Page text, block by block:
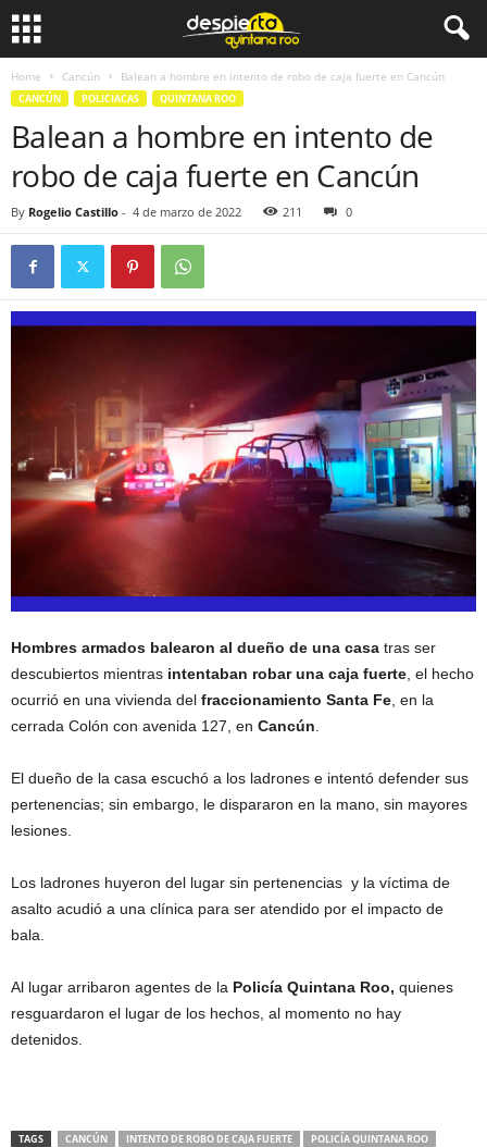
Home Cancún Balean a hombre en intento de robo de caja fuerte en Cancún
CANCÚN POLICIACAS QUINTANA ROO
Balean a hombre en intento de
robo de caja fuerte en Cancún
By Rogelio Castillo - 4 de marzo de 2022 211 0
Hombres armados balearon al dueño de una casa tras ser
descubiertos mientras intentaban robar una caja fuerte , el hecho
ocurrió en una vivienda del fraccionamiento Santa Fe , en la
cerrada Colón con avenida 127, en Cancún
El dueño de la casa escuchó a los ladrones e intentó defender sus
pertenencias; sin embargo, le dispararon en la mano, sin mayores
lesiones.
Los ladrones huyeron del lugar sin pertenencias y la víctima de
asalto acudió a una clínica para ser atendido por el impacto de
bala.
Al lugar arribaron agentes de la Policía Quintana Roo, quienes
resguardaron el lugar de los hechos, al momento no hay
detenidos.
TAGS CANCÚN INTENTO DE ROBO DE CAJA FUERTE POLICÍA QUINTANA ROO